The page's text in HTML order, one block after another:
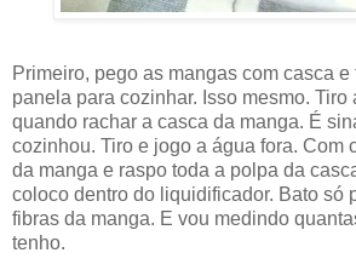
Primeiro, pego as mangas com casca
panela para cozinhar. Isso mesmo. Tiro
quando rachar a casca da manga. É
cozinhou. Tiro e jogo a água fora. Com
da manga e raspo toda a polpa da
coloco dentro do liquidificador. Bato só
fibras da manga. E vou medindo
tenho.